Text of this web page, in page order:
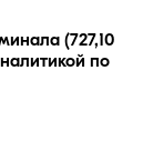
(727,10
по